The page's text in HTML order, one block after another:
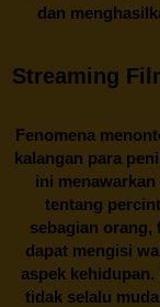
dan
Streaming
Fenomena
kalangan para
ini
tentang
sebagian orang,
dapat mengisi
aspek
tidak selalu